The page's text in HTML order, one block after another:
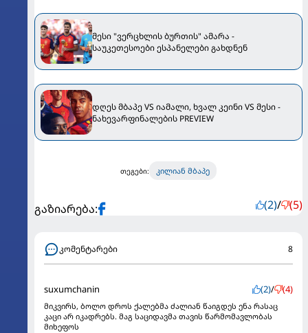
მესი "ვერცხლის ბურთის" ამარა -
საუკეთესოები ესპანელები გახდნენ
დღეს მბაპე VS იამალი, ხვალ კეინი VS მესი -
ნახევარფინალების PREVIEW
თეგები: კილიან მბაპე
გაზიარება: (2)/ (5)
კომენტარები 8
suxumchanin (2)/ (4)
მიკვირს, ბოლო დროს ქალებმა ძალიან წაიგდეს ენა რასაც
კაცი არ იკადრებს. მაგ საციდავმა თავის წარმომავლობას
მიხეფოს